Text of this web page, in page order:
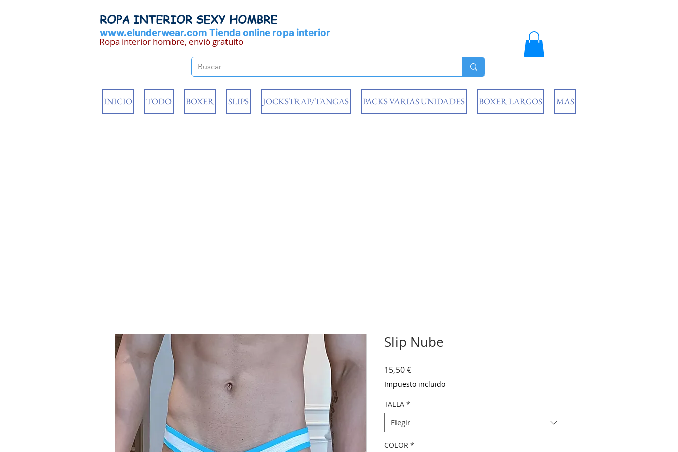
ROPA INTERIOR SEXY HOMBRE
www.elunderwear.com Tienda online ropa interior
Ropa interior hombre, envió gratuito
INICIO TODO BOXER SLIPS JOCKSTRAP/TANGAS PACKS VARIAS UNIDADES BOXER LARGOS MAS
Slip Nube
15,50 €Precio
Impuesto incluido
TALLA *
Elegir
COLOR *